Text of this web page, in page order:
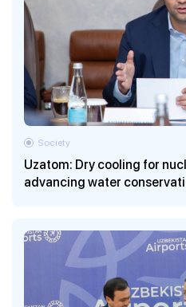
Uzatom: Dry cooling for
advancing water
Society